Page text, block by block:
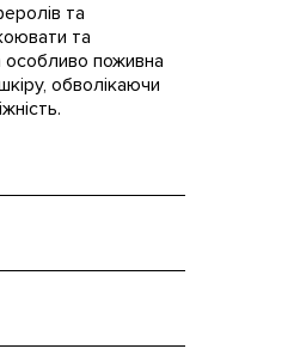
та
та
особливо поживна
обволікаючи